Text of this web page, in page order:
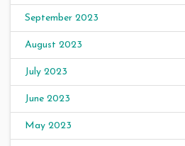
September 2023
August 2023
July 2023
June 2023
May 2023